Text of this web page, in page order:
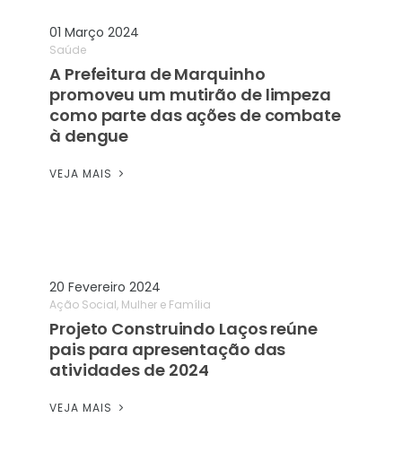
01 Março 2024
Saúde
A Prefeitura de Marquinho
promoveu um mutirão de limpeza
como parte das ações de combate
à dengue
VEJA MAIS
20 Fevereiro 2024
Ação Social, Mulher e Família
Projeto Construindo Laços reúne
pais para apresentação das
atividades de 2024
VEJA MAIS